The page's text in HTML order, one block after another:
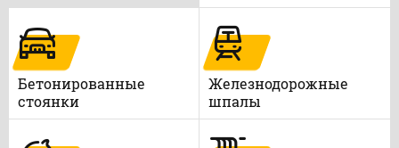
Бетонированные
стоянки
Железнодорожные
шпалы